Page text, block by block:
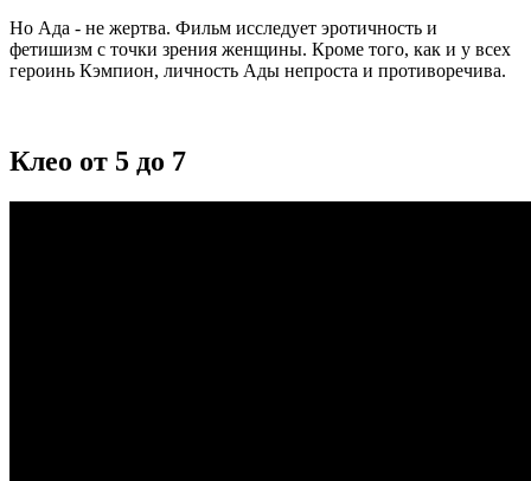
Но Ада - не жертва. Фильм исследует эротичность и
фетишизм с точки зрения женщины. Кроме того, как и у всех
героинь Кэмпион, личность Ады непроста и противоречива.
Клео от 5 до 7